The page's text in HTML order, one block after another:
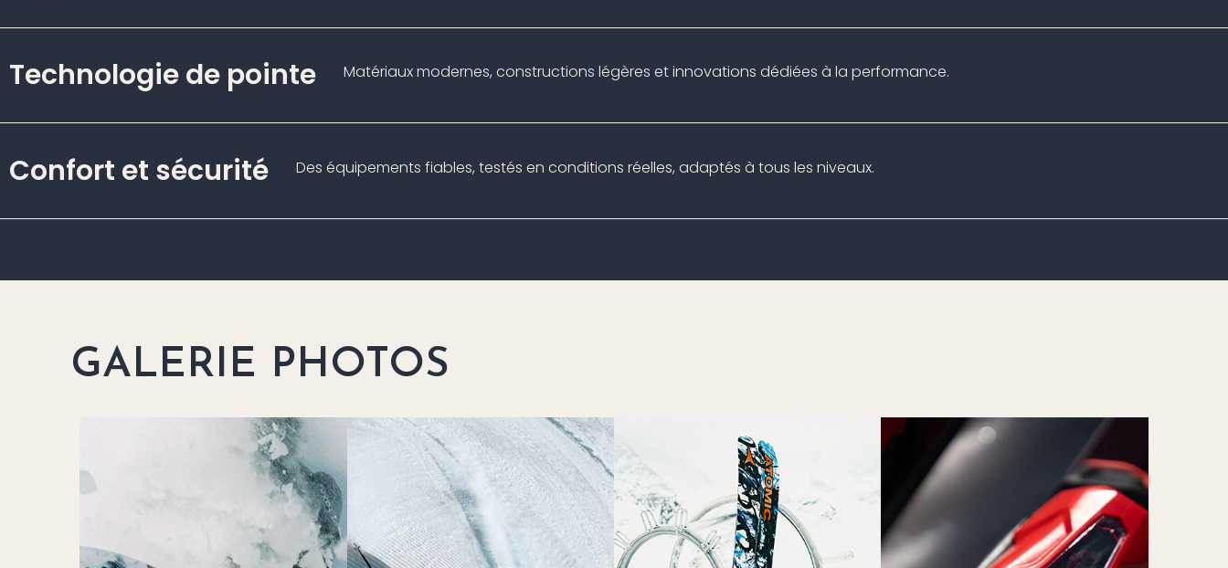
Technologie de pointe Matériaux modernes, constructions légères et innovations dédiées à la performance.
Confort et sécurité Des équipements fiables, testés en conditions réelles, adaptés à tous les niveaux.
GALERIE PHOTOS